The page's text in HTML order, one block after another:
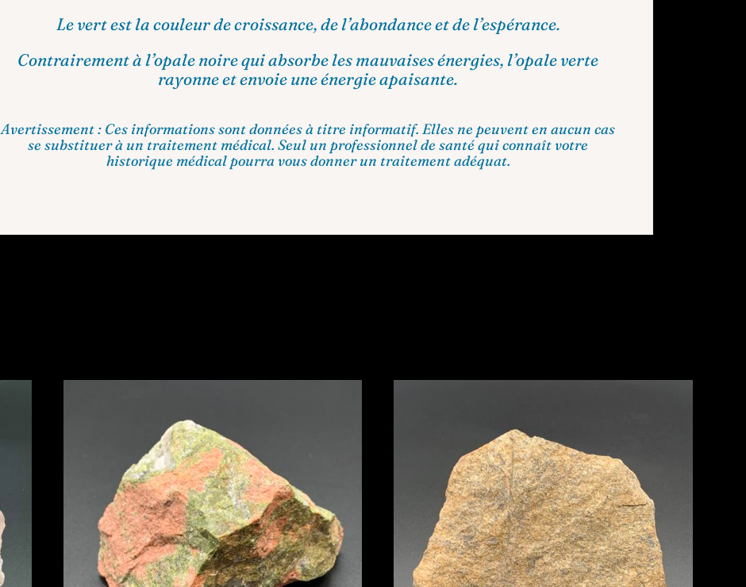
Le vert est la couleur de croissance, de l’abondance et de l’espérance.
Contrairement à l’opale noire qui absorbe les mauvaises énergies, l’opale verte
rayonne et envoie une énergie apaisante.
Avertissement : Ces informations sont données à titre informatif. Elles ne peuvent en aucun cas
se substituer à un traitement médical. Seul un professionnel de santé qui connaît votre
historique médical pourra vous donner un traitement adéquat.